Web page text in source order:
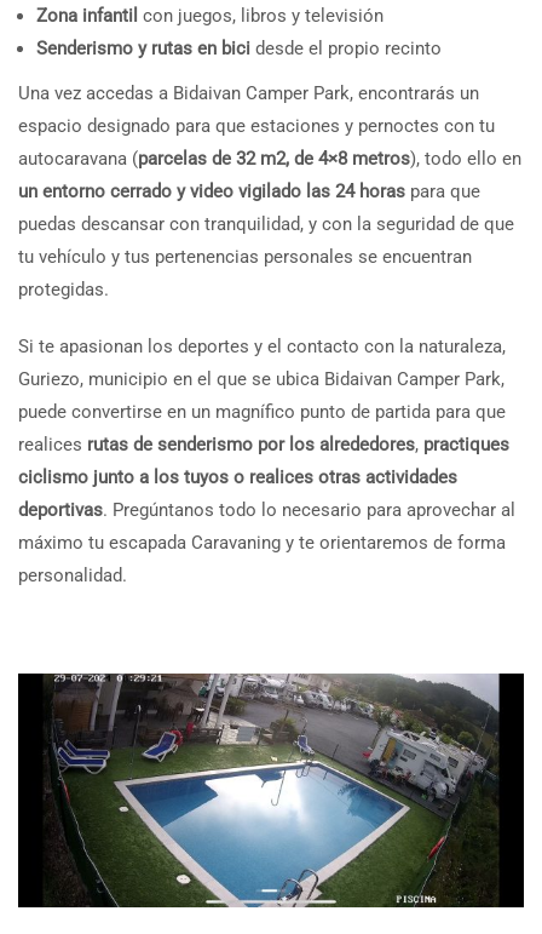
Zona infantil con juegos, libros y televisión
Senderismo y rutas en bici desde el propio recinto
Una vez accedas a Bidaivan Camper Park, encontrarás un
espacio designado para que estaciones y pernoctes con tu
autocaravana (parcelas de 32 m2, de 4×8 metros), todo ello en
un entorno cerrado y video vigilado las 24 horas para que
puedas descansar con tranquilidad, y con la seguridad de que
tu vehículo y tus pertenencias personales se encuentran
protegidas.
Si te apasionan los deportes y el contacto con la naturaleza,
Guriezo, municipio en el que se ubica Bidaivan Camper Park,
puede convertirse en un magnífico punto de partida para que
realices rutas de senderismo por los alrededores, practiques
ciclismo junto a los tuyos o realices otras actividades
deportivas. Pregúntanos todo lo necesario para aprovechar al
máximo tu escapada Caravaning y te orientaremos de forma
personalidad.